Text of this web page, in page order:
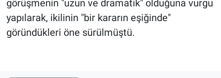
görüşmenin "uzun ve dramatik" olduğuna vurgu
yapılarak, ikilinin "bir kararın eşiğinde"
göründükleri öne sürülmüştü.